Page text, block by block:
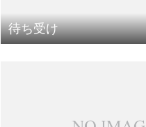
待ち受け